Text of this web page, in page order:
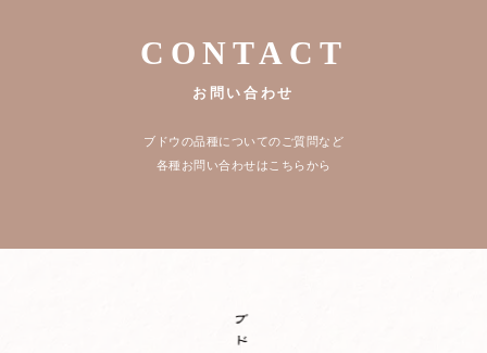
CONTACT
お問い合わせ
ブドウの品種についてのご質問など
各種お問い合わせはこちらから